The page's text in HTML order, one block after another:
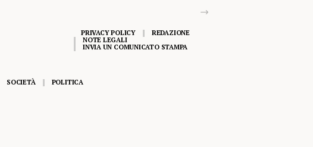
PRIVACY POLICY
REDAZIONE
NOTE LEGALI
INVIA UN COMUNICATO STAMPA
SOCIETÀ POLITICA